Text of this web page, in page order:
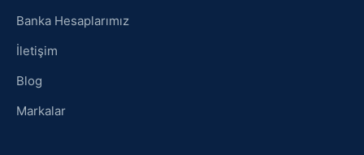
Banka Hesaplarımız
İletişim
Blog
Markalar